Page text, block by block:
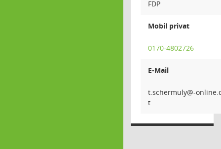
FDP
Mobil privat
0170-4802726
E-Mail
ehcs.trmuly@
t